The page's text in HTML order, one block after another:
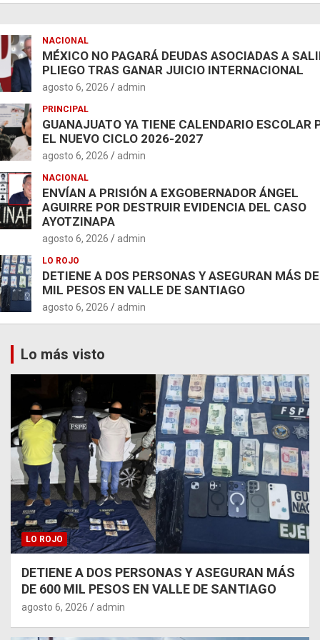
NACIONAL
MÉXICO NO PAGARÁ DEUDAS ASOCIADAS A
PLIEGO TRAS GANAR JUICIO INTERNACIONAL
agosto 6, 2026 admin
PRINCIPAL
GUANAJUATO YA TIENE CALENDARIO ESCOLAR
EL NUEVO CICLO 2026-2027
agosto 6, 2026 admin
NACIONAL
ENVÍAN A PRISIÓN A EXGOBERNADOR ÁNGEL
AGUIRRE POR DESTRUIR EVIDENCIA DEL CASO
AYOTZINAPA
agosto 6, 2026 admin
LO ROJO
DETIENE A DOS PERSONAS Y ASEGURAN MÁS
MIL PESOS EN VALLE DE SANTIAGO
agosto 6, 2026 admin
Lo más visto
LO ROJO
DETIENE A DOS PERSONAS Y ASEGURAN MÁS
DE 600 MIL PESOS EN VALLE DE SANTIAGO
agosto 6, 2026 admin